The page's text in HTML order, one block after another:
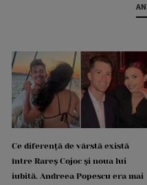
Ce diferență de vârstă există
între Rareș Cojoc și noua lui
iubită. Andreea Popescu era mai